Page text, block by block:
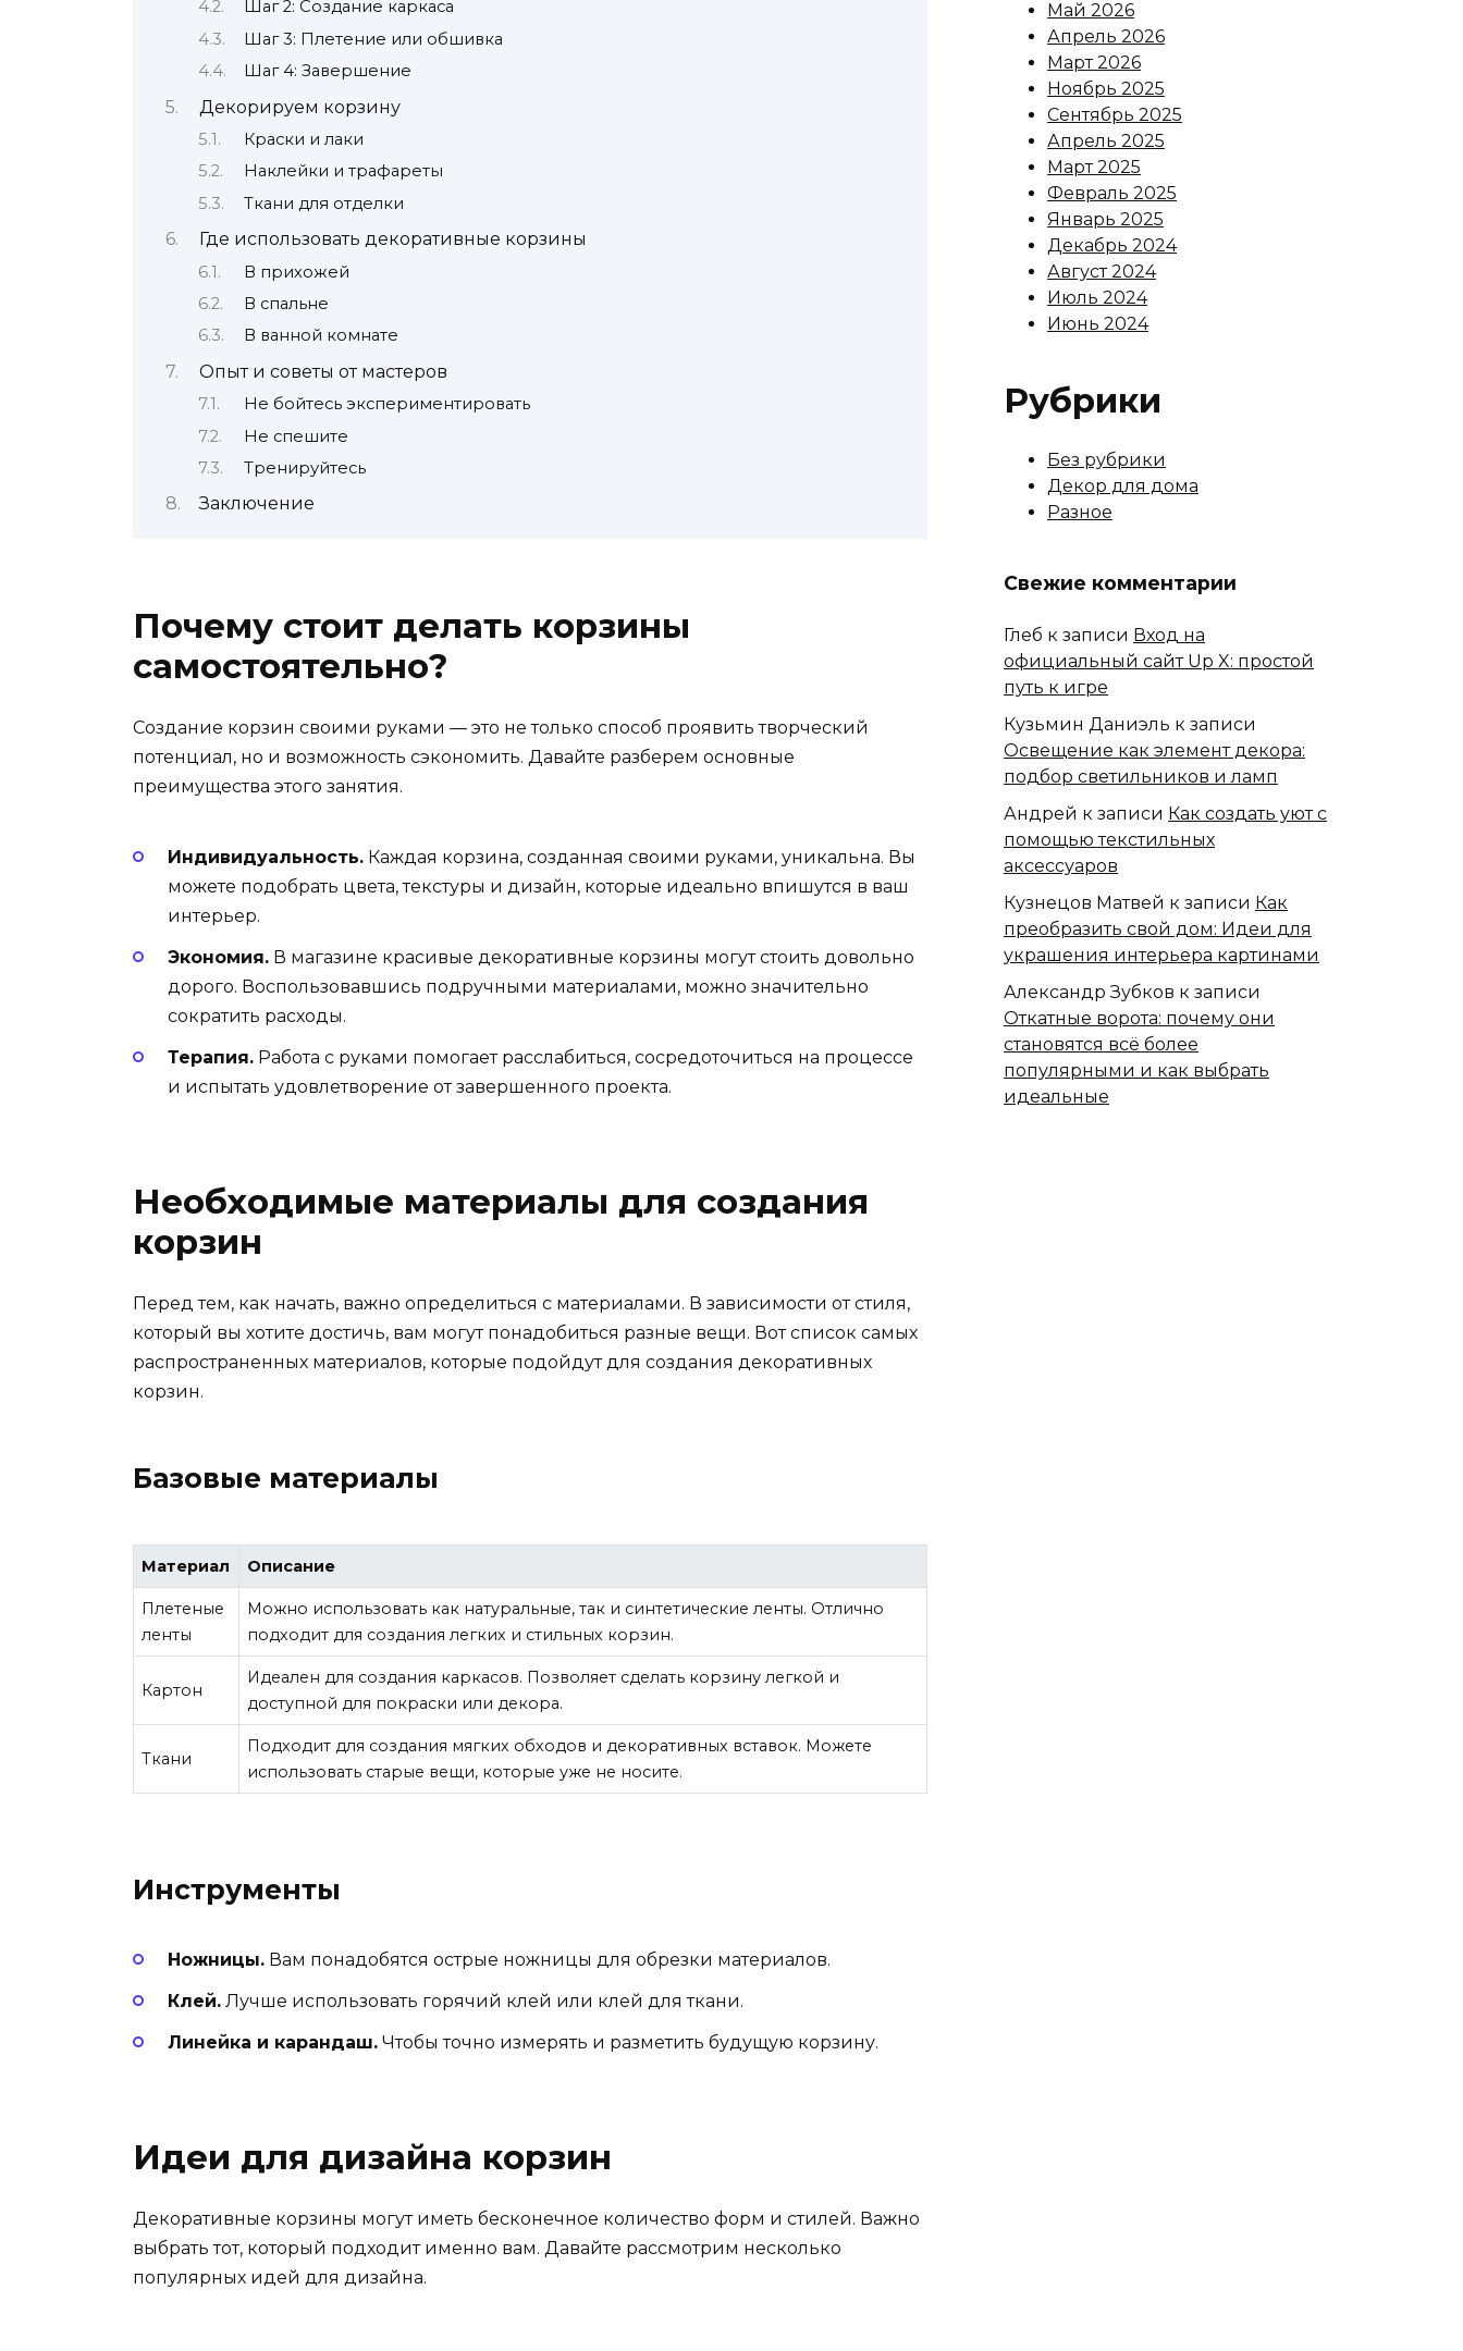
Шаг 2: Создание каркаса
Шаг 3: Плетение или обшивка
Шаг 4: Завершение
Декорируем корзину
Краски и лаки
Наклейки и трафареты
Ткани для отделки
Где использовать декоративные корзины
В прихожей
В спальне
В ванной комнате
Опыт и советы от мастеров
Не бойтесь экспериментировать
Не спешите
Тренируйтесь
Заключение
Почему стоит делать корзины
самостоятельно?
Создание корзин своими руками — это не только способ проявить творческий
потенциал, но и возможность сэкономить. Давайте разберем основные
преимущества этого занятия.
Индивидуальность. Каждая корзина, созданная своими руками, уникальна. Вы
можете подобрать цвета, текстуры и дизайн, которые идеально впишутся в ваш
интерьер.
Экономия. В магазине красивые декоративные корзины могут стоить довольно
дорого. Воспользовавшись подручными материалами, можно значительно
сократить расходы.
Терапия. Работа с руками помогает расслабиться, сосредоточиться на процессе
и испытать удовлетворение от завершенного проекта.
Необходимые материалы для создания
корзин
Перед тем, как начать, важно определиться с материалами. В зависимости от стиля,
который вы хотите достичь, вам могут понадобиться разные вещи. Вот список самых
распространенных материалов, которые подойдут для создания декоративных
корзин.
Базовые материалы
Материал Описание
Плетеные
ленты
Можно использовать как натуральные, так и синтетические ленты. Отлично
подходит для создания легких и стильных корзин.
Картон
Идеален для создания каркасов. Позволяет сделать корзину легкой и
доступной для покраски или декора.
Ткани
Подходит для создания мягких обходов и декоративных вставок. Можете
использовать старые вещи, которые уже не носите.
Инструменты
Ножницы. Вам понадобятся острые ножницы для обрезки материалов.
Клей. Лучше использовать горячий клей или клей для ткани.
Линейка и карандаш. Чтобы точно измерять и разметить будущую корзину.
Идеи для дизайна корзин
Декоративные корзины могут иметь бесконечное количество форм и стилей. Важно
выбрать тот, который подходит именно вам. Давайте рассмотрим несколько
популярных идей для дизайна.
Май 2026
Апрель 2026
Март 2026
Ноябрь 2025
Сентябрь 2025
Апрель 2025
Март 2025
Февраль 2025
Январь 2025
Декабрь 2024
Август 2024
Июль 2024
Июнь 2024
Рубрики
Без рубрики
Декор для дома
Разное
Свежие комментарии
Глеб к записи Вход на
официальный сайт Up X: простой
путь к игре
Кузьмин Даниэль к записи
Освещение как элемент декора:
подбор светильников и ламп
Андрей к записи Как создать уют с
помощью текстильных
аксессуаров
Кузнецов Матвей к записи Как
преобразить свой дом: Идеи для
украшения интерьера картинами
Александр Зубков к записи
Откатные ворота: почему они
становятся всё более
популярными и как выбрать
идеальные